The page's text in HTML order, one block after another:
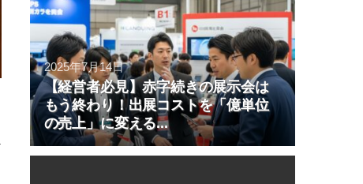
2025年7月14日
【経営者必見】赤字続きの展示会は
もう終わり！出展コストを「億単位
の売上」に変える...